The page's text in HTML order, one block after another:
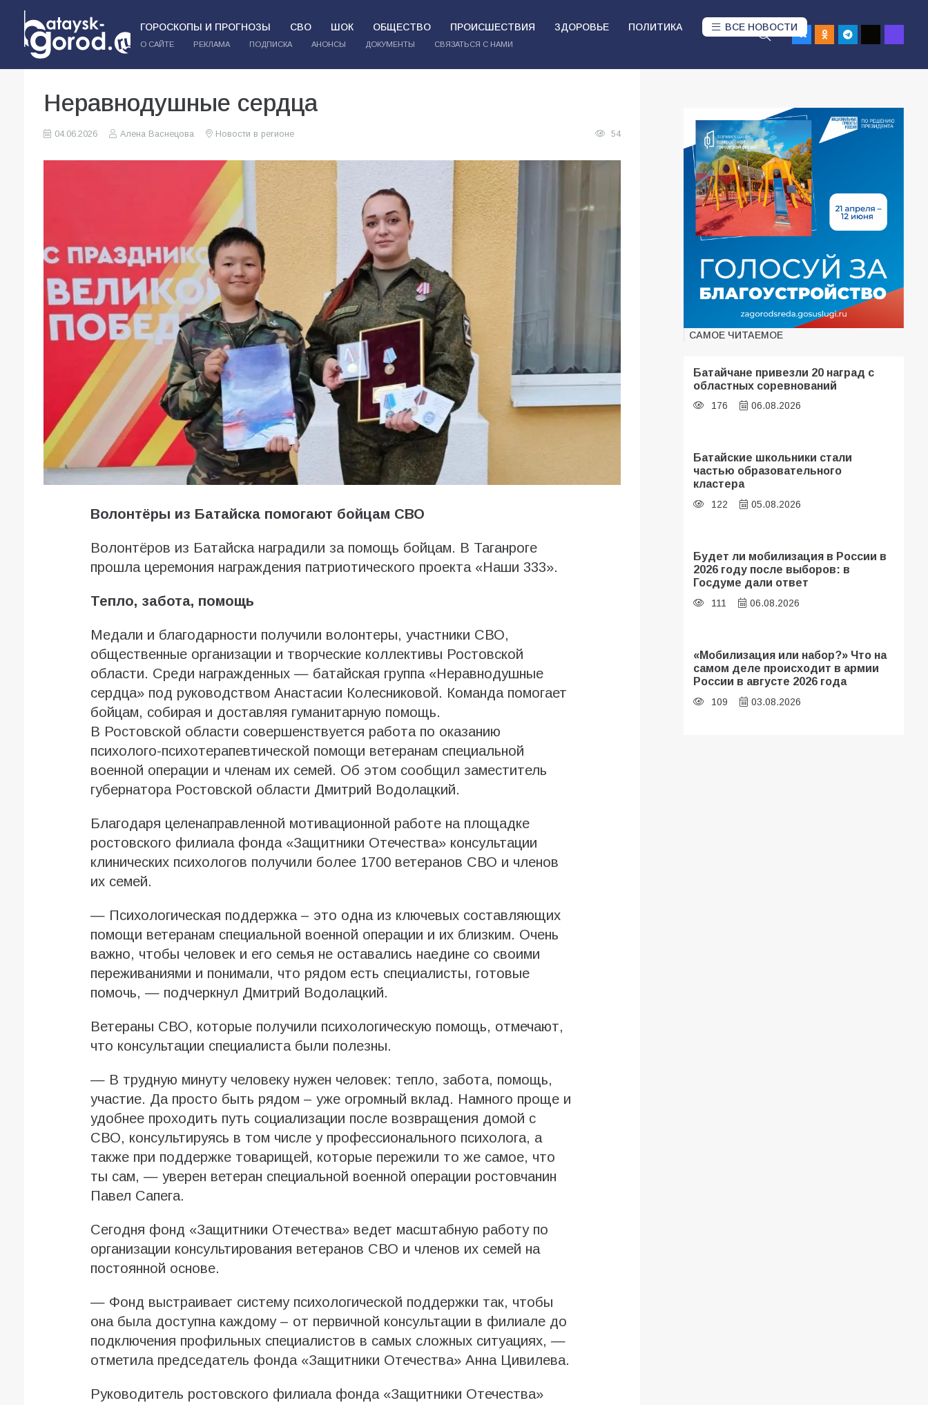
ГОРОСКОПЫ И ПРОГНОЗЫ СВО ШОК ОБЩЕСТВО ПРОИСШЕСТВИЯ ЗДОРОВЬЕ ПОЛИТИКА ВСЕ НОВОСТИ
О САЙТЕ РЕКЛАМА ПОДПИСКА АНОНСЫ ДОКУМЕНТЫ СВЯЗАТЬСЯ С НАМИ
Неравнодушные сердца
04.06.2026 Алена Васнецова Новости в регионе 54
Волонтёры из Батайска помогают бойцам СВО
Волонтёров из Батайска наградили за помощь бойцам. В Таганроге
прошла церемония награждения патриотического проекта «Наши 333».
Тепло, забота, помощь
Медали и благодарности получили волонтеры, участники СВО,
общественные организации и творческие коллективы Ростовской
области. Среди награжденных — батайская группа «Неравнодушные
сердца» под руководством Анастасии Колесниковой. Команда помогает
бойцам, собирая и доставляя гуманитарную помощь.
В Ростовской области совершенствуется работа по оказанию
психолого-психотерапевтической помощи ветеранам специальной
военной операции и членам их семей. Об этом сообщил заместитель
губернатора Ростовской области Дмитрий Водолацкий.
Благодаря целенаправленной мотивационной работе на площадке
ростовского филиала фонда «Защитники Отечества» консультации
клинических психологов получили более 1700 ветеранов СВО и членов
их семей.
— Психологическая поддержка – это одна из ключевых составляющих
помощи ветеранам специальной военной операции и их близким. Очень
важно, чтобы человек и его семья не оставались наедине со своими
переживаниями и понимали, что рядом есть специалисты, готовые
помочь, — подчеркнул Дмитрий Водолацкий.
Ветераны СВО, которые получили психологическую помощь, отмечают,
что консультации специалиста были полезны.
— В трудную минуту человеку нужен человек: тепло, забота, помощь,
участие. Да просто быть рядом – уже огромный вклад. Намного проще и
удобнее проходить путь социализации после возвращения домой с
СВО, консультируясь в том числе у профессионального психолога, а
также при поддержке товарищей, которые пережили то же самое, что
ты сам, — уверен ветеран специальной военной операции ростовчанин
Павел Сапега.
Сегодня фонд «Защитники Отечества» ведет масштабную работу по
организации консультирования ветеранов СВО и членов их семей на
постоянной основе.
— Фонд выстраивает систему психологической поддержки так, чтобы
она была доступна каждому – от первичной консультации в филиале до
подключения профильных специалистов в самых сложных ситуациях, —
отметила председатель фонда «Защитники Отечества» Анна Цивилева.
Руководитель ростовского филиала фонда «Защитники Отечества»
САМОЕ ЧИТАЕМОЕ
Батайчане привезли 20 наград с
областных соревнований
176 06.08.2026
Батайские школьники стали
частью образовательного
кластера
122 05.08.2026
Будет ли мобилизация в России в
2026 году после выборов: в
Госдуме дали ответ
111 06.08.2026
«Мобилизация или набор?» Что на
самом деле происходит в армии
России в августе 2026 года
109 03.08.2026